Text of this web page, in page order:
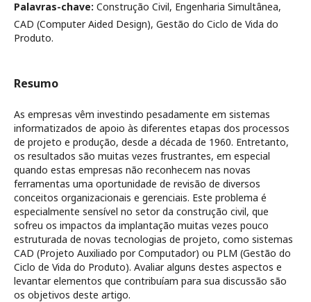
Palavras-chave: Construção Civil, Engenharia Simultânea,
CAD (Computer Aided Design), Gestão do Ciclo de Vida do
Produto.
Resumo
As empresas vêm investindo pesadamente em sistemas
informatizados de apoio às diferentes etapas dos processos
de projeto e produção, desde a década de 1960. Entretanto,
os resultados são muitas vezes frustrantes, em especial
quando estas empresas não reconhecem nas novas
ferramentas uma oportunidade de revisão de diversos
conceitos organizacionais e gerenciais. Este problema é
especialmente sensível no setor da construção civil, que
sofreu os impactos da implantação muitas vezes pouco
estruturada de novas tecnologias de projeto, como sistemas
CAD (Projeto Auxiliado por Computador) ou PLM (Gestão do
Ciclo de Vida do Produto). Avaliar alguns destes aspectos e
levantar elementos que contribuíam para sua discussão são
os objetivos deste artigo.